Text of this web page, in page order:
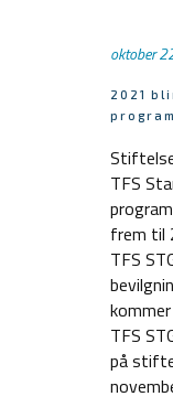
oktober
2021
TFS
frem til
TFS
TFS
på